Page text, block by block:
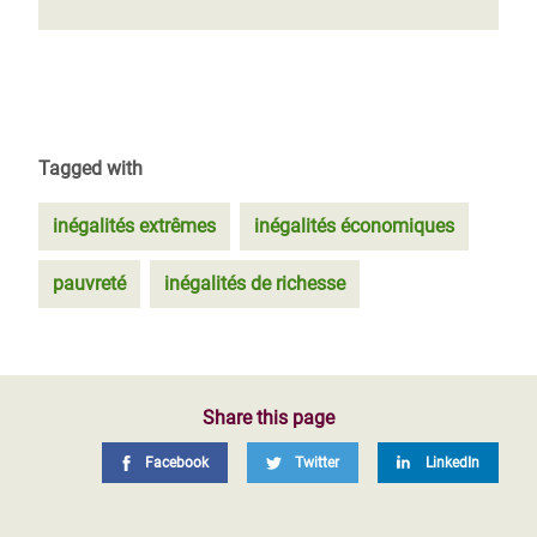
Tagged with
inégalités extrêmes inégalités économiques
pauvreté inégalités de richesse
Share this page
Facebook Twitter LinkedIn